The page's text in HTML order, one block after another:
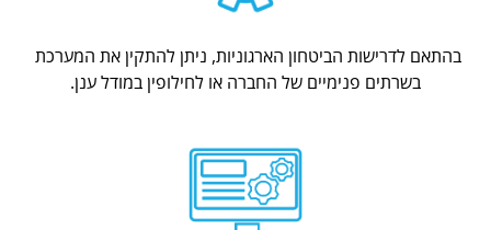
בהתאם לדרישות הביטחון הארגוניות, ניתן להתקין את המערכת
בשרתים פנימיים של החברה או לחילופין במודל ענן.